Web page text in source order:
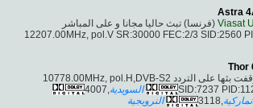
Astra
Viasat (فرنسا) تبث حاليا مجانا و على المباشر
Thor
أوقفت بثها على التردد 10778.00MHz, pol.H,DVB-S2
SID:7237
السويدية
,3118
النرويجية